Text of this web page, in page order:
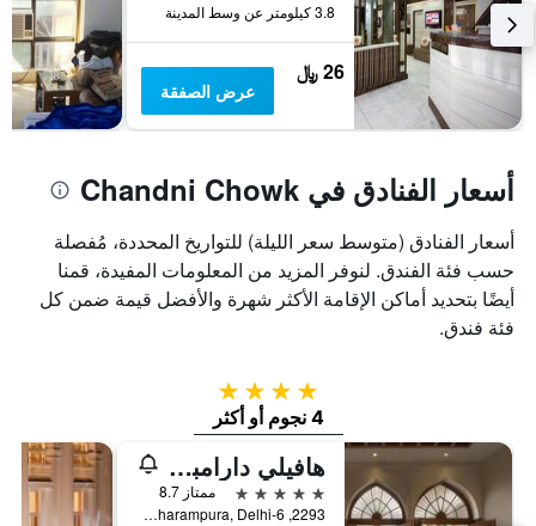
3.8 كيلومتر عن وسط المدينة
26 ﷼
عرض الصفقة
أسعار الفنادق في Chandni Chowk
أسعار الفنادق (متوسط سعر الليلة) للتواريخ المحددة، مُفصلة
حسب فئة الفندق. لنوفر المزيد من المعلومات المفيدة، قمنا
أيضًا بتحديد أماكن الإقامة الأكثر شهرة والأفضل قيمة ضمن كل
فئة فندق.
4 نجوم
4 نجوم أو أكثر
هافيلي دارامبورا آند جولدن هافيلي - ونيسكو أوارديد بوتيك هيريتيدج هوتل
5 نجوم
ممتاز 8.7
2293, Gali Guliyan, Dharampura, Delhi-6, نيو دلهي, الهند